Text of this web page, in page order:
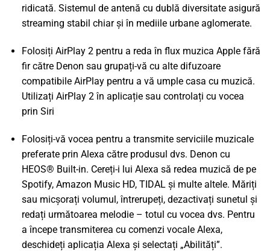
ridicată. Sistemul de antenă cu dublă diversitate asigură
streaming stabil chiar și în mediile urbane aglomerate.
Folosiți AirPlay 2 pentru a reda în flux muzica Apple fără
fir către Denon sau grupați-vă cu alte difuzoare
compatibile AirPlay pentru a vă umple casa cu muzică.
Utilizați AirPlay 2 în aplicație sau controlați cu vocea
prin Siri
Folosiți-vă vocea pentru a transmite serviciile muzicale
preferate prin Alexa către produsul dvs. Denon cu
HEOS® Built-in. Cereți-i lui Alexa să redea muzică de pe
Spotify, Amazon Music HD, TIDAL și multe altele. Măriți
sau micșorați volumul, întrerupeți, dezactivați sunetul și
redați următoarea melodie – totul cu vocea dvs. Pentru
a începe transmiterea cu comenzi vocale Alexa,
deschideți aplicația Alexa și selectați „Abilități”.